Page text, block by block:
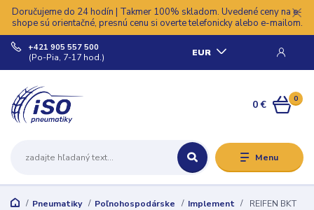
Doručujeme do 24 hodín | Takmer 100% skladom. Uvedené ceny na e-
shope sú orientačné, presnú cenu si overte telefonicky alebo e-mailom.
Menu
EUR
+421 905 557 500
(Po-Pia, 7-17 hod.)
0
0 €
Pneumatiky Poľnohospodárske Implement
REIFEN BKT